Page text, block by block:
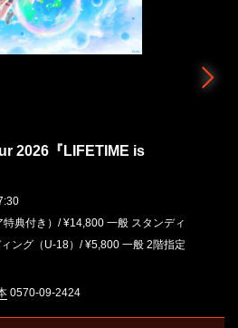
2026『LIFETIME is
典付き）/ ¥14,800 一般 スタンディ
ング（U-18）/ ¥5,800 一般 2階指定
0570-09-2424